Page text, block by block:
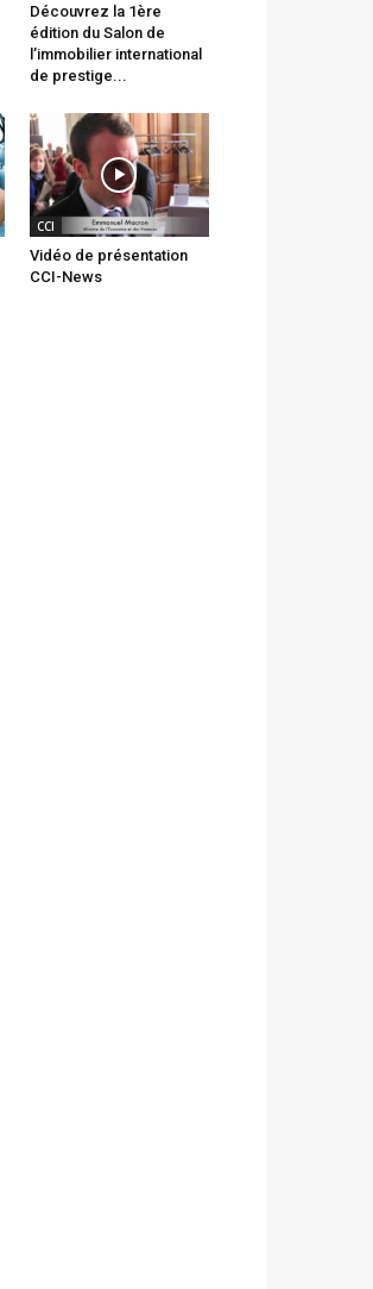
Découvrez la 1ère
édition du Salon de
l’immobilier international
de prestige...
CCI
Vidéo de présentation
CCI-News